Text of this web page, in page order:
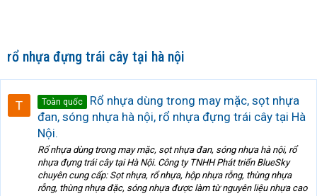
rổ nhựa đựng trái cây tại hà nội
Toàn quốc
Rổ nhựa dùng trong may mặc, sọt nhựa
đan, sóng nhựa hà nội, rổ nhựa đựng trái cây tại Hà
Nội.
Rổ nhựa dùng trong may mặc, sọt nhựa đan, sóng nhựa hà nội, rổ
nhựa đựng trái cây tại Hà Nội. Công ty TNHH Phát triển BlueSky
chuyên cung cấp: Sọt nhựa, rổ nhựa, hộp nhựa rỗng, thùng nhựa
rỗng, thùng nhựa đặc, sóng nhựa được làm từ nguyên liệu nhựa cao